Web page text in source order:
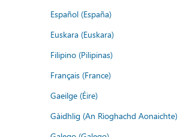
Español (España)
Euskara (Euskara)
Filipino (Pilipinas)
Français (France)
Gaeilge (Éire)
Gàidhlig (An Rìoghachd Aonaichte)